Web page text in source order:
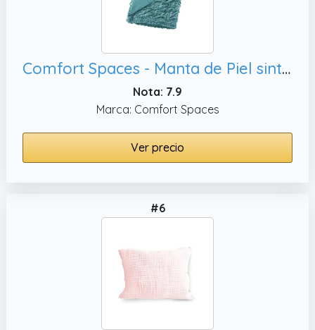
Comfort Spaces - Manta de Piel sintética con 2 Fundas de Almohada cuadradas de 50 x 60 cm
Nota: 7.9
Marca: Comfort Spaces
Ver precio
#6